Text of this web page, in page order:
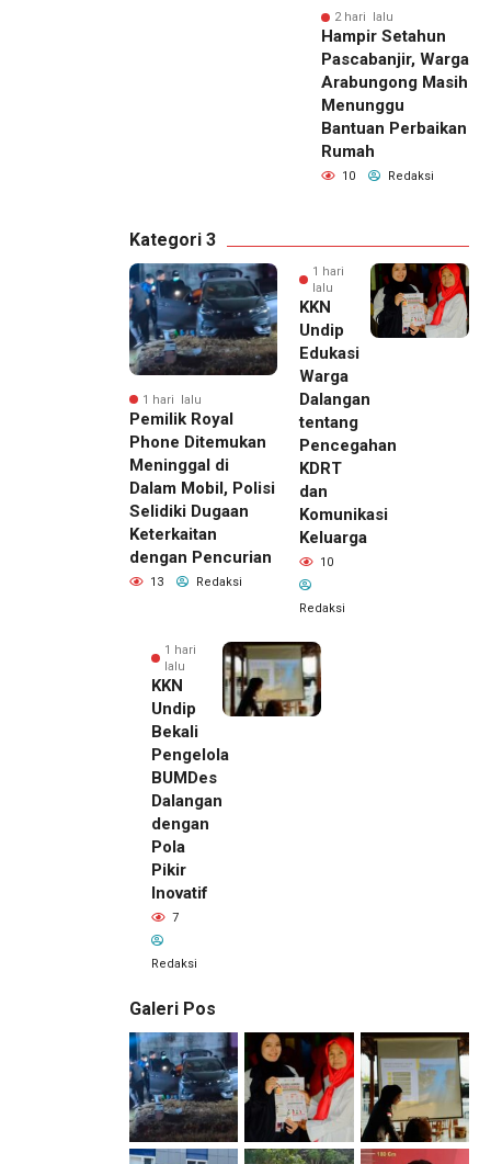
2 hari lalu
Hampir Setahun
Pascabanjir, Warga
Arabungong Masih
Menunggu
Bantuan Perbaikan
Rumah
10 Redaksi
Kategori 3
1 hari lalu
Pemilik Royal
Phone Ditemukan
Meninggal di
Dalam Mobil, Polisi
Selidiki Dugaan
Keterkaitan
dengan Pencurian
13 Redaksi
1 hari
lalu
KKN
Undip
Edukasi
Warga
Dalangan
tentang
Pencegahan
KDRT
dan
Komunikasi
Keluarga
10
Redaksi
1 hari
lalu
KKN
Undip
Bekali
Pengelola
BUMDes
Dalangan
dengan
Pola
Pikir
Inovatif
7
Redaksi
Galeri Pos